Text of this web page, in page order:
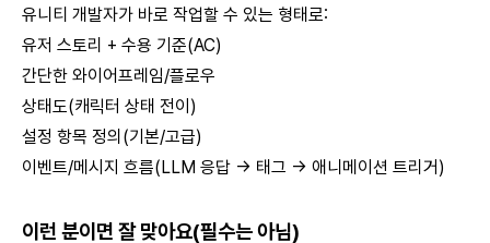
유니티 개발자가 바로 작업할 수 있는 형태로:
유저 스토리 + 수용 기준(AC)
간단한 와이어프레임/플로우
상태도(캐릭터 상태 전이)
설정 항목 정의(기본/고급)
이벤트/메시지 흐름(LLM 응답 → 태그 → 애니메이션 트리거)
이런 분이면 잘 맞아요(필수는 아님)